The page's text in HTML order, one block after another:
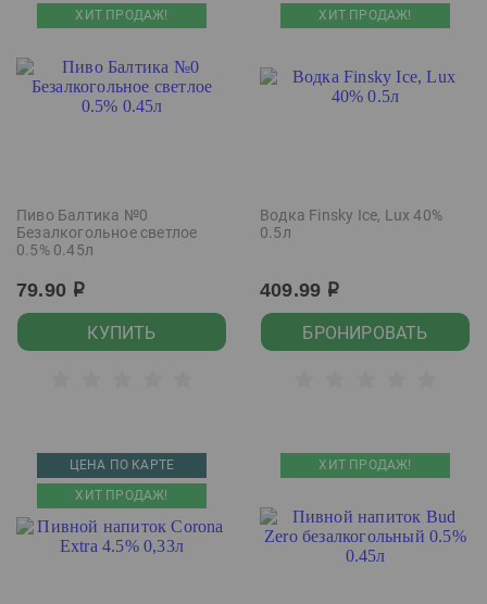
ХИТ ПРОДАЖ!
Пиво Балтика №0
Безалкогольное светлое
0.5% 0.45л
79.90 р
КУПИТЬ
ХИТ ПРОДАЖ!
Водка Finsky Ice, Lux 40%
0.5л
409.99 р
БРОНИРОВАТЬ
ЦЕНА ПО КАРТЕ
ХИТ ПРОДАЖ!
ХИТ ПРОДАЖ!